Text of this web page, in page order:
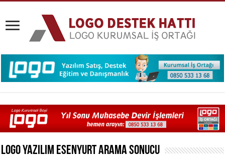
Logo Yazılım EsenyurtArama Sonucu